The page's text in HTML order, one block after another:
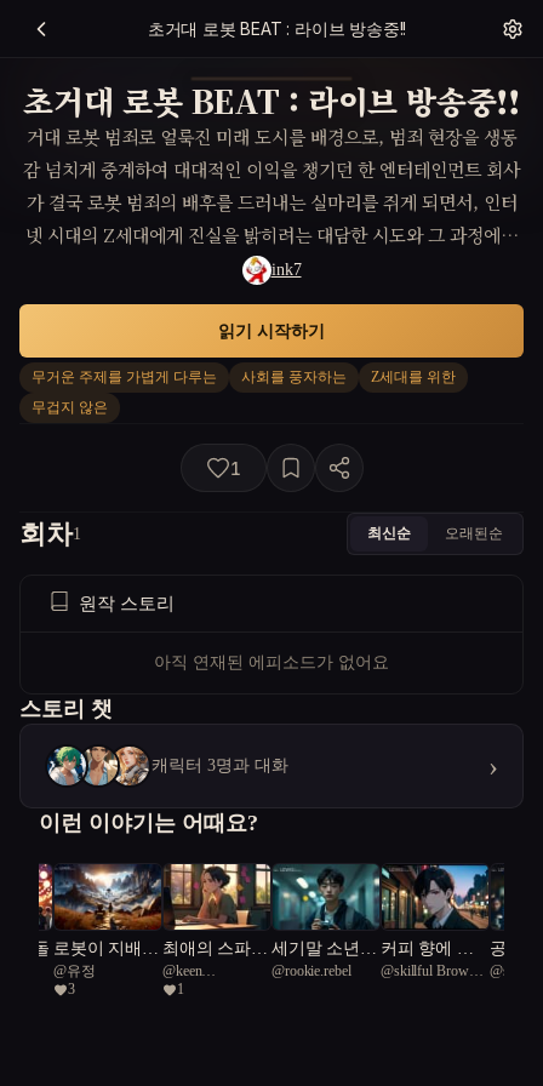
초거대 로봇 BEAT : 라이브 방송중!!
초거대 로봇 BEAT : 라이브 방송중!!
거대 로봇 범죄로 얼룩진 미래 도시를 배경으로, 범죄 현장을 생동
감 넘치게 중계하여 대대적인 이익을 챙기던 한 엔터테인먼트 회사
가 결국 로봇 범죄의 배후를 드러내는 실마리를 쥐게 되면서, 인터
넷 시대의 Z세대에게 진실을 밝히려는 대담한 시도와 그 과정에서
발생하는 예상치 못한 유머를 담은 이야기.
ink7
무거운 주제를 가볍게 다루는 사회를 풍자하는
Z세대를 위한
무겁지 않은
읽기 시작하기
1
회차1 최신순 오래된순
원작 스토리
아직 연재된 에피소드가 없어요
스토리 챗
캐릭터 3명과 대화 ›
이런 이야기는 어때요?
이돌 로봇이 지배하
는 세상에서
@유정
3
최애의 스파이
가 되었다
@keen
Limnoskelis 59
1
세기말 소년
표류기
@rookie.rebel
커피 향에 스
며든 마음
@skillful Brown
공장
꿈
@